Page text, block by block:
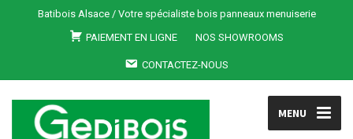
Batibois Alsace / Votre spécialiste bois panneaux menuiserie
PAIEMENT EN LIGNE
NOS SHOWROOMS
CONTACTEZ-NOUS
MENU